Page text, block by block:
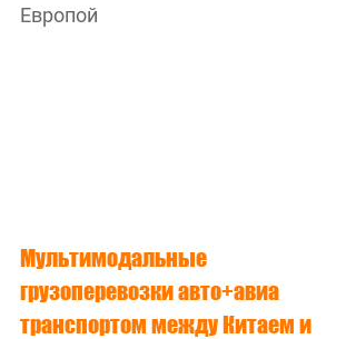
Европой
Мультимодальные
грузоперевозки авто+авиа
транспортом между Китаем и